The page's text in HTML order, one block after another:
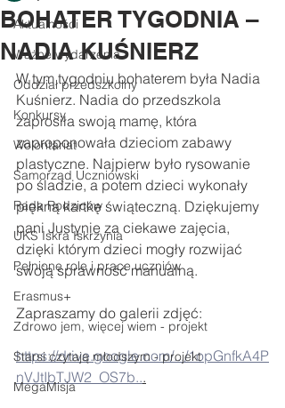
Aktualności
Ważne wydarzenia
Oddział przedszkolny
Konkursy
Wolontariat
Samorząd Uczniowski
Rada Rodziców
UKS Iskra Iskrzynia
Pełnione role i prace uczniów
Erasmus+
Zdrowo jem, więcej wiem - projekt
Starsi czytają młodszym - projekt
MegaMisja
BOHATER TYGODNIA –
NADIA KUŚNIERZ
W tym tygodniu bohaterem była Nadia
Kuśnierz. Nadia do przedszkola
zaprosiła swoją mamę, która
zaproponowała dzieciom zabawy
plastyczne. Najpierw było rysowanie
po śladzie, a potem dzieci wykonały
piękną kartkę świąteczną. Dziękujemy
pani Justynie za ciekawe zajęcia,
dzięki którym dzieci mogły rozwijać
swoją sprawność manualną.
Zapraszamy do galerii zdjęć:
https://drive.google.com/.../1opGnfkA4P
nVJtIbTJW2_OS7b...